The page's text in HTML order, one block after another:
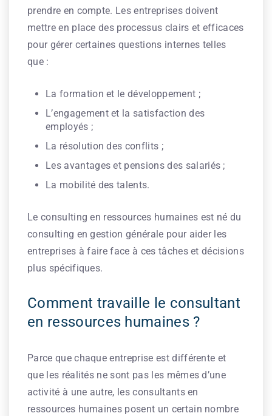
prendre en compte. Les entreprises doivent
mettre en place des processus clairs et efficaces
pour gérer certaines questions internes telles
que :
La formation et le développement ;
L’engagement et la satisfaction des
employés ;
La résolution des conflits ;
Les avantages et pensions des salariés ;
La mobilité des talents.
Le consulting en ressources humaines est né du
consulting en gestion générale pour aider les
entreprises à faire face à ces tâches et décisions
plus spécifiques.
Comment travaille le consultant
en ressources humaines ?
Parce que chaque entreprise est différente et
que les réalités ne sont pas les mêmes d’une
activité à une autre, les consultants en
ressources humaines posent un certain nombre